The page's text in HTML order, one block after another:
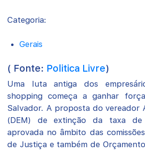
Categoria:
Gerais
( Fonte: Politica Livre)
Uma luta antiga dos
shopping começa a ganhar
Salvador. A proposta do vereador
(DEM) de extinção da taxa de
aprovada no âmbito das
de Justiça e também de